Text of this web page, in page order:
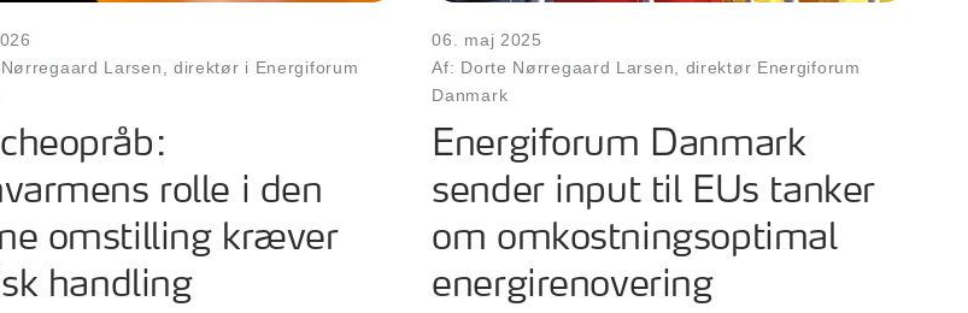
Larsen, direktør i Energiforum
rolle i den
omstilling kræver
handling
06. maj 2025
Af: Dorte Nørregaard Larsen, direktør Energiforum
Danmark
Energiforum Danmark
sender input til EUs tanker
om omkostningsoptimal
energirenovering